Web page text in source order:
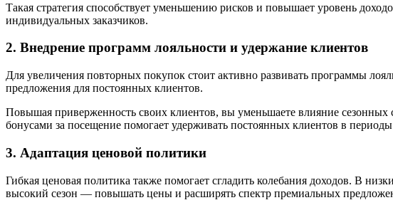
Такая стратегия способствует уменьшению рисков и повышает уровень
индивидуальных заказчиков.
2. Внедрение программ лояльности и удержание клиентов
Для увеличения повторных покупок стоит активно развивать программы
предложения для постоянных клиентов.
Повышая приверженность своих клиентов, вы уменьшаете влияние сезонных
бонусами за посещение помогает удерживать постоянных клиентов в периоды
3. Адаптация ценовой политики
Гибкая ценовая политика также помогает сгладить колебания доходов. В
высокий сезон — повышать цены и расширять спектр премиальных